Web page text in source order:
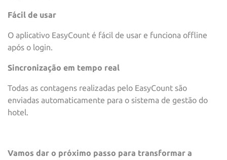
Fácil de usar
O aplicativo EasyCount é fácil de usar e funciona offline
após o login.
Sincronização em tempo real
Todas as contagens realizadas pelo EasyCount são
enviadas automaticamente para o sistema de gestão do
hotel.
Vamos dar o próximo passo para transformar a